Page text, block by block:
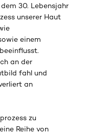
30. Lebensjahr
unserer Haut
einem
an der
fahl und
an
zu
Reihe von